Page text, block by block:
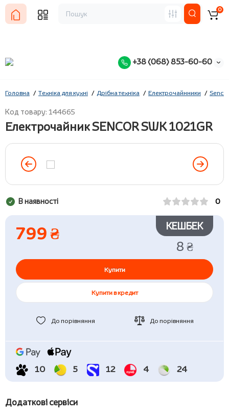
+38 (068) 853-60-60
0
Головна Техніка для кухні Дрібна техніка Електрочайнники
Код товару: 144665
Електрочайник SENCOR SWK 1021GR
В наявності 0
799 ₴ КЕШБЕК
8 ₴
Купити
Купити в кредит
До порівняння До порівняння
10 5 12 4 24
Додаткові сервіси